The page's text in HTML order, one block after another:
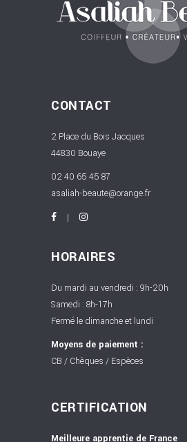
CONTACT
2 Place du Bois Jacques
44830 Bouaye
02 40 65 45 87
asaliah-beaute@orange.fr
HORAIRES
Du mardi au vendredi : 9h-20h
Samedi : 8h-17h
Fermé le dimanche et lundi
Moyens de paiement :
CB / Chèques / Espèces
CERTIFICATION
Meilleure apprentie de France